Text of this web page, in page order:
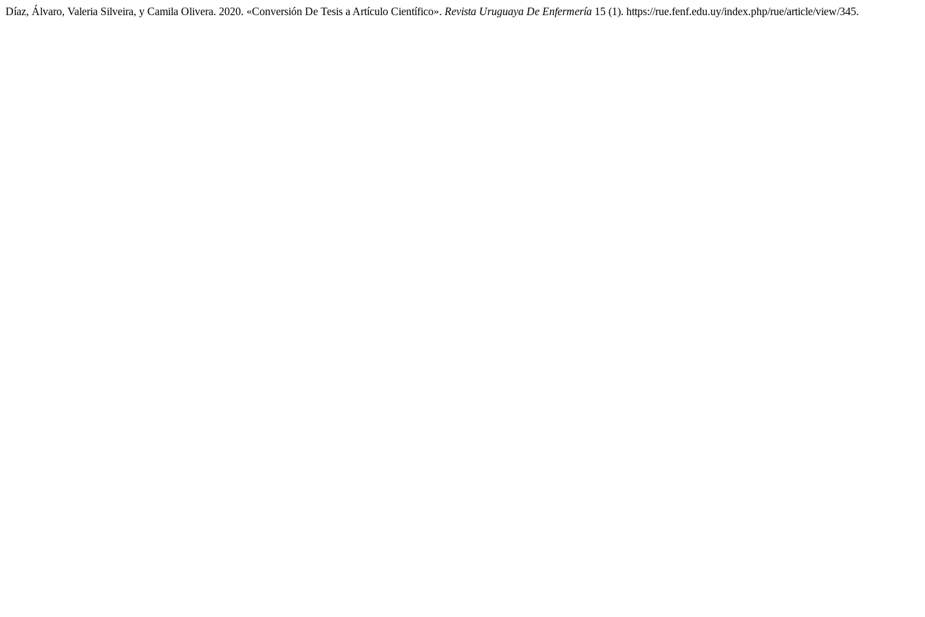
Díaz, Álvaro, Valeria Silveira, y Camila Olivera. 2020. «Conversión De Tesis a Artículo Científico». Revista Uruguaya De Enfermería 15 (1). https://rue.fenf.edu.uy/index.php/rue/article/view/345.